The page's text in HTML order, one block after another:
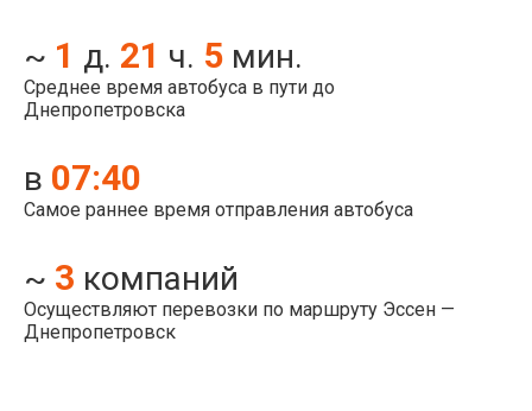
~ 1 д. 21 ч. 5 мин.
Среднее время автобуса в пути до
Днепропетровска
в 07:40
Самое раннее время отправления автобуса
~ 3 компаний
Осуществляют перевозки по маршруту Эссен —
Днепропетровск